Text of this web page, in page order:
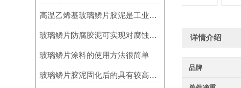
高温乙烯基玻璃鳞片胶泥是工业防腐领域中的特殊材料
玻璃鳞片防腐胶泥可实现对腐蚀介质的有效阻隔
玻璃鳞片涂料的使用方法很简单
玻璃鳞片胶泥固化后的具有较高的硬度和耐磨性
详情介绍
品牌